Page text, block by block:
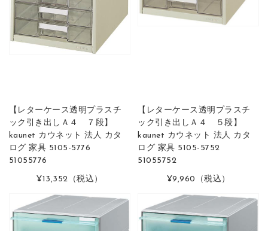
【レターケース透明プラスチ
ック引き出しＡ４ ７段】
kaunet カウネット 法人 カタ
ログ 家具 5105-5776
51055776
¥13,352 （税込）
【レターケース透明プラスチ
ック引き出しＡ４ ５段】
kaunet カウネット 法人 カタ
ログ 家具 5105-5752
51055752
¥9,960 （税込）